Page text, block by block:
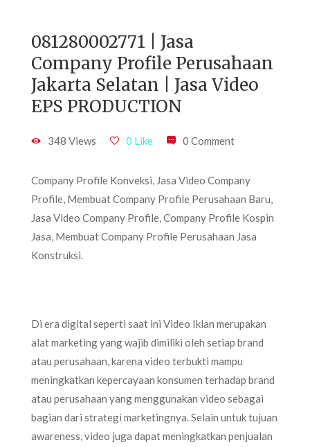
081280002771 | Jasa
Company Profile Perusahaan
Jakarta Selatan | Jasa Video
EPS PRODUCTION
348 Views 0 Like 0 Comment
Company Profile Konveksi, Jasa Video Company
Profile, Membuat Company Profile Perusahaan Baru,
Jasa Video Company Profile, Company Profile Kospin
Jasa, Membuat Company Profile Perusahaan Jasa
Konstruksi.
Di era digital seperti saat ini Video Iklan merupakan
alat marketing yang wajib dimiliki oleh setiap brand
atau perusahaan, karena video terbukti mampu
meningkatkan kepercayaan konsumen terhadap brand
atau perusahaan yang menggunakan video sebagai
bagian dari strategi marketingnya. Selain untuk tujuan
awareness, video juga dapat meningkatkan penjualan